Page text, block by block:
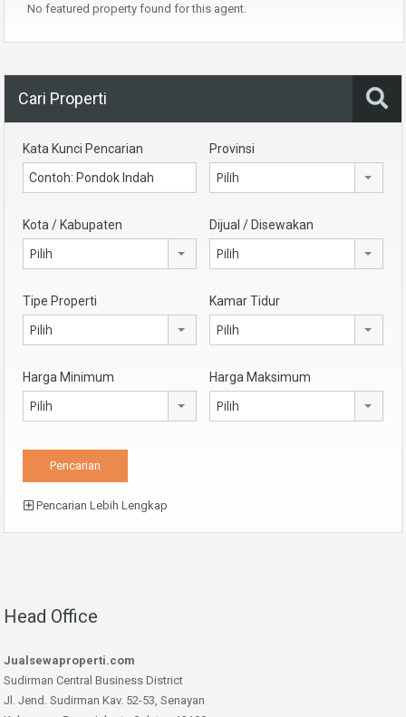
No featured property found for this agent.
Cari Properti
Kata Kunci Pencarian Provinsi
Pilih
Kota / Kabupaten
Pilih
Dijual / Disewakan
Pilih
Tipe Properti
Pilih
Kamar Tidur
Pilih
Harga Minimum
Pilih
Harga Maksimum
Pilih
Pencarian Lebih Lengkap
Head Office
Jualsewaproperti.com
Sudirman Central Business District
Jl. Jend. Sudirman Kav. 52-53, Senayan